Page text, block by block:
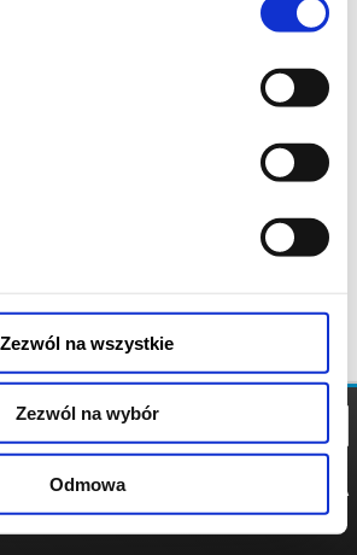
Zezwól na wszystkie
Zezwól na wybór
Odmowa
POLITYKA
POLITYKA